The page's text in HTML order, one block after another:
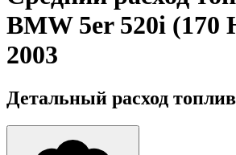
BMW 5er 520i (170
2003
Детальный расход